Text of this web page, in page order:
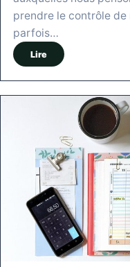
prendre le contrôle de
parfois…
Lire